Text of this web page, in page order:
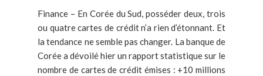
Finance – En Corée du Sud, posséder deux, trois
ou quatre cartes de crédit n’a rien d’étonnant. Et
la tendance ne semble pas changer. La banque de
Corée a dévoilé hier un rapport statistique sur le
nombre de cartes de crédit émises : +10 millions